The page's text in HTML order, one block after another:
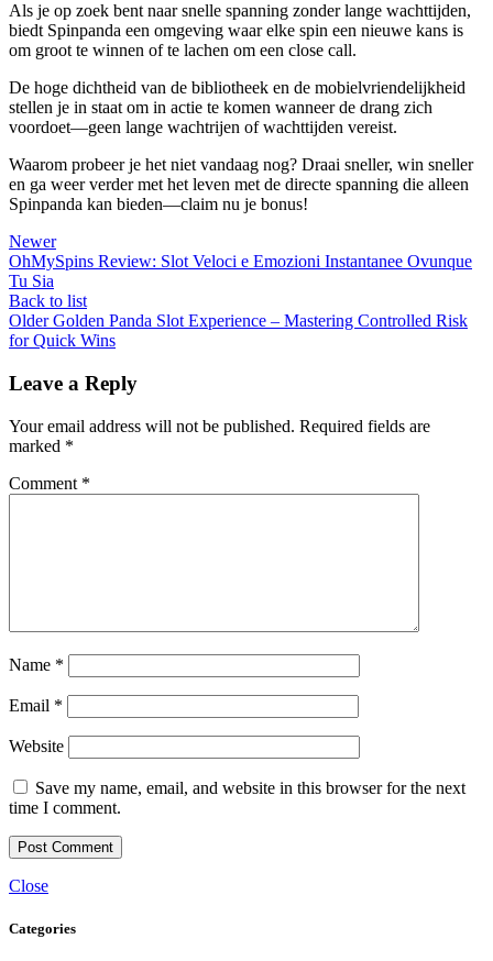
Als je op zoek bent naar snelle spanning zonder lange wachttijden,
biedt Spinpanda een omgeving waar elke spin een nieuwe kans is
om groot te winnen of te lachen om een close call.
De hoge dichtheid van de bibliotheek en de mobielvriendelijkheid
stellen je in staat om in actie te komen wanneer de drang zich
voordoet—geen lange wachtrijen of wachttijden vereist.
Waarom probeer je het niet vandaag nog? Draai sneller, win sneller
en ga weer verder met het leven met de directe spanning die alleen
Spinpanda kan bieden—claim nu je bonus!
Newer
OhMySpins Review: Slot Veloci e Emozioni Instantanee Ovunque
Tu Sia
Back to list
Older Golden Panda Slot Experience – Mastering Controlled Risk
for Quick Wins
Leave a Reply
Your email address will not be published. Required fields are
marked *
Comment *
Name *
Email *
Website
Save my name, email, and website in this browser for the next
time I comment.
Close
Categories